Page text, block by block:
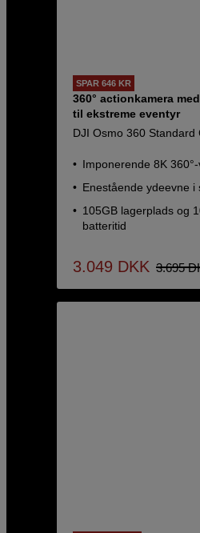
SPAR 646 KR
360° actionkamera
til ekstreme eventyr
DJI Osmo 360 Standard
Imponerende 8K
Enestående ydeevne i
105GB lagerplads og
batteritid
3.049 DKK 3.695